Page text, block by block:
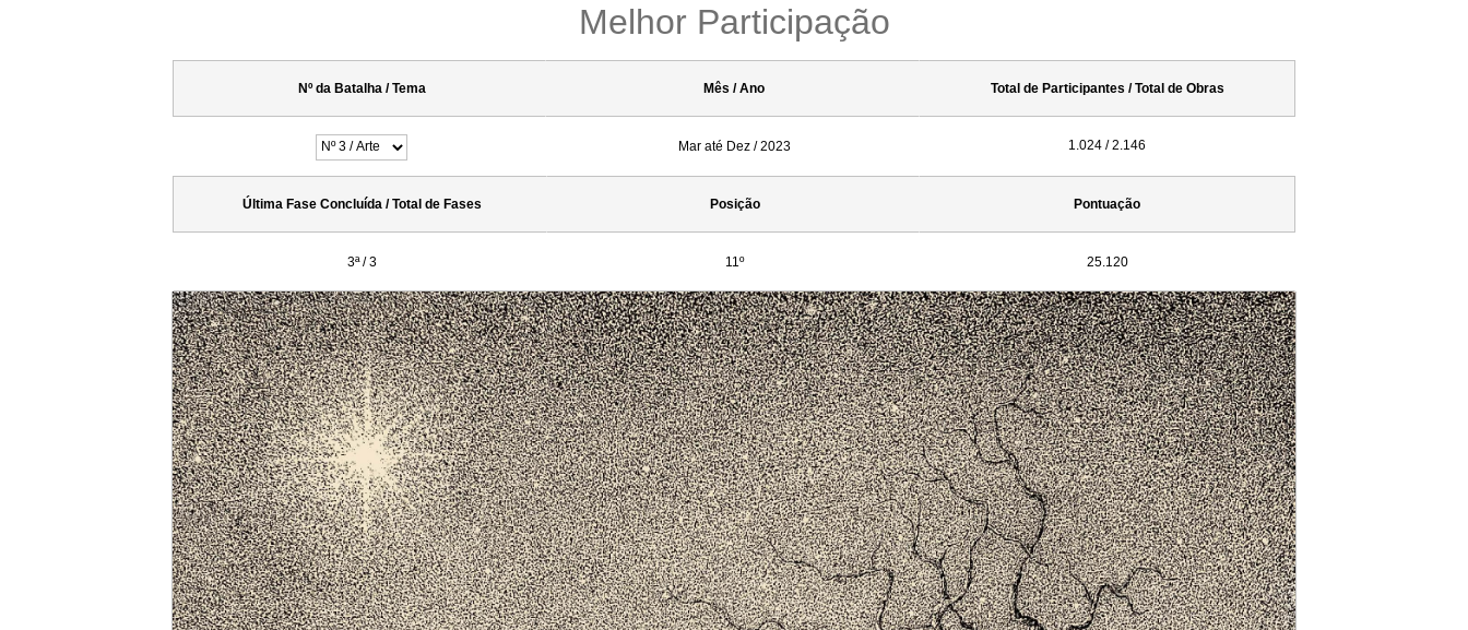
Melhor Participação
Nº da Batalha / Tema Mês / Ano
Mar até Dez / 2023
Total de Participantes / Total de Obras
1.024 / 2.146
Última Fase Concluída / Total de Fases
3ª / 3
Posição
11º
Pontuação
25.120